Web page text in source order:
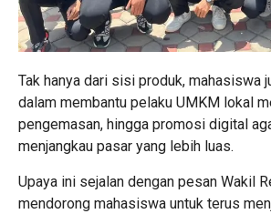
Tak hanya dari sisi produk, mahasiswa
dalam membantu pelaku UMKM lokal
pengemasan, hingga promosi digital
menjangkau pasar yang lebih luas.
Upaya ini sejalan dengan pesan Wakil
mendorong mahasiswa untuk terus